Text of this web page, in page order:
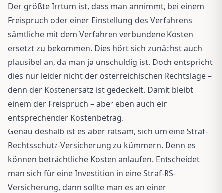
Der größte Irrtum ist, dass man annimmt, bei einem
Freispruch oder einer Einstellung des Verfahrens
sämtliche mit dem Verfahren verbundene Kosten
ersetzt zu bekommen. Dies hört sich zunächst auch
plausibel an, da man ja unschuldig ist. Doch entspricht
dies nur leider nicht der österreichischen Rechtslage –
denn der Kostenersatz ist gedeckelt. Damit bleibt
einem der Freispruch – aber eben auch ein
entsprechender Kostenbetrag.
Genau deshalb ist es aber ratsam, sich um eine Straf-
Rechtsschutz-Versicherung zu kümmern. Denn es
können beträchtliche Kosten anlaufen. Entscheidet
man sich für eine Investition in eine Straf-RS-
Versicherung, dann sollte man es an einer